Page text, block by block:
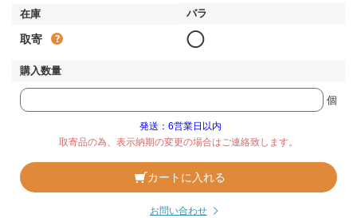
取寄 ◯
個
発送：6営業日以内
取寄品の為、表示納期の変更の場合はご連絡致します。
カートに入れる
お問い合わせ